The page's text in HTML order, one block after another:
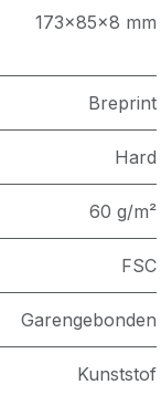
173x85x8 mm
Breprint
Hard
60 g/m²
FSC
Garengebonden
Kunststof